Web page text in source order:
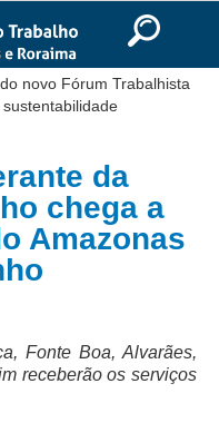
Ir para o rodapé
>>
novo Fórum Trabalhista
da
chega a
Amazonas
Fonte Boa, Alvarães,
receberão os serviços